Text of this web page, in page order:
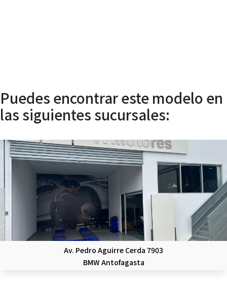
Puedes encontrar este modelo en
las siguientes sucursales:
Av. Pedro Aguirre Cerda 7903
BMW Antofagasta